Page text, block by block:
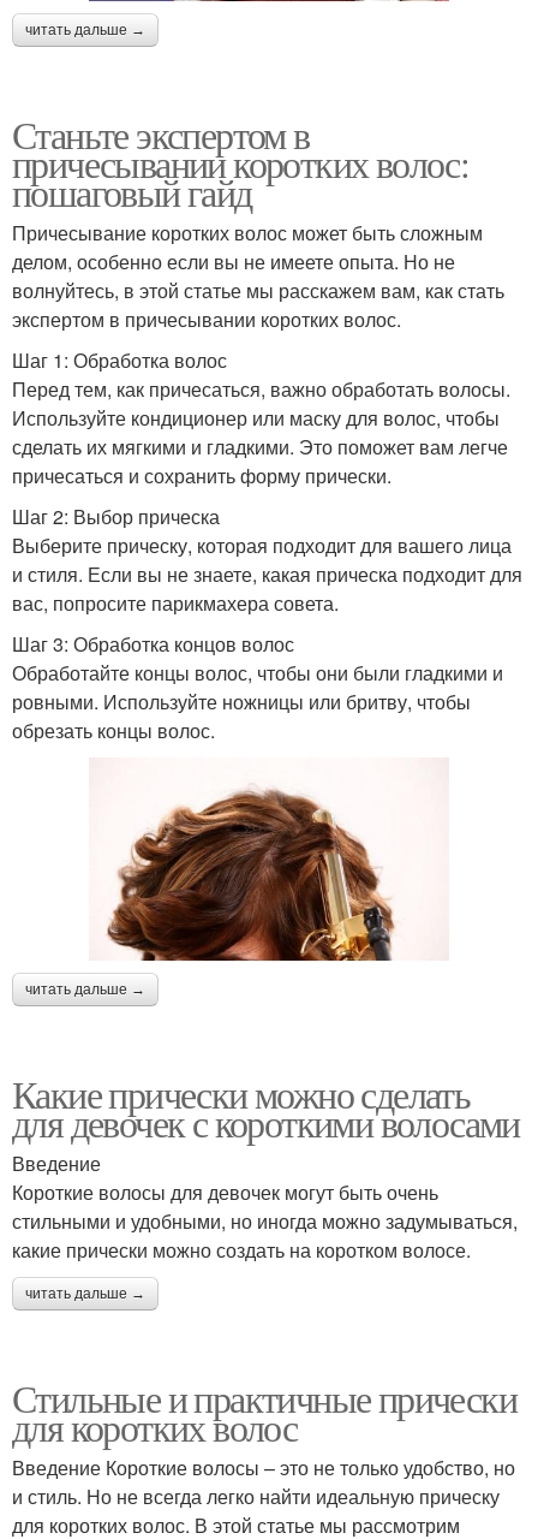
читать дальше →
Станьте экспертом в
причесывании коротких волос:
пошаговый гайд
Причесывание коротких волос может быть сложным
делом, особенно если вы не имеете опыта. Но не
волнуйтесь, в этой статье мы расскажем вам, как стать
экспертом в причесывании коротких волос.
Шаг 1: Обработка волос
Перед тем, как причесаться, важно обработать волосы.
Используйте кондиционер или маску для волос, чтобы
сделать их мягкими и гладкими. Это поможет вам легче
причесаться и сохранить форму прически.
Шаг 2: Выбор прическа
Выберите прическу, которая подходит для вашего лица
и стиля. Если вы не знаете, какая прическа подходит для
вас, попросите парикмахера совета.
Шаг 3: Обработка концов волос
Обработайте концы волос, чтобы они были гладкими и
ровными. Используйте ножницы или бритву, чтобы
обрезать концы волос.
читать дальше →
Какие прически можно сделать
для девочек с короткими волосами
Введение
Короткие волосы для девочек могут быть очень
стильными и удобными, но иногда можно задумываться,
какие прически можно создать на коротком волосе.
читать дальше →
Стильные и практичные прически
для коротких волос
Введение Короткие волосы – это не только удобство, но
и стиль. Но не всегда легко найти идеальную прическу
для коротких волос. В этой статье мы рассмотрим